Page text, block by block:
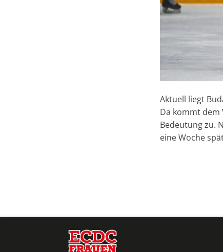
Aktuell liegt
Da kommt dem
Bedeutung zu.
eine Woche